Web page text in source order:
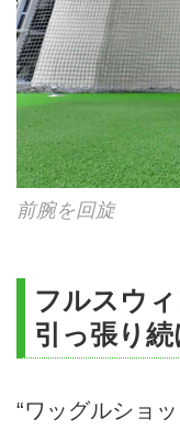
前腕を回旋
フルスウ
引っ張り
“ワッグルショ